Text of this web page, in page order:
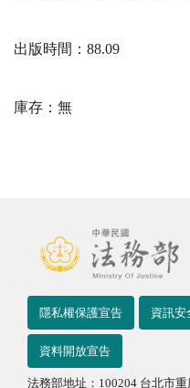
出版時間：88.09
庫存：無
隱私權保護宣告 資訊安
資料開放宣告
法務部地址：100204 台北市